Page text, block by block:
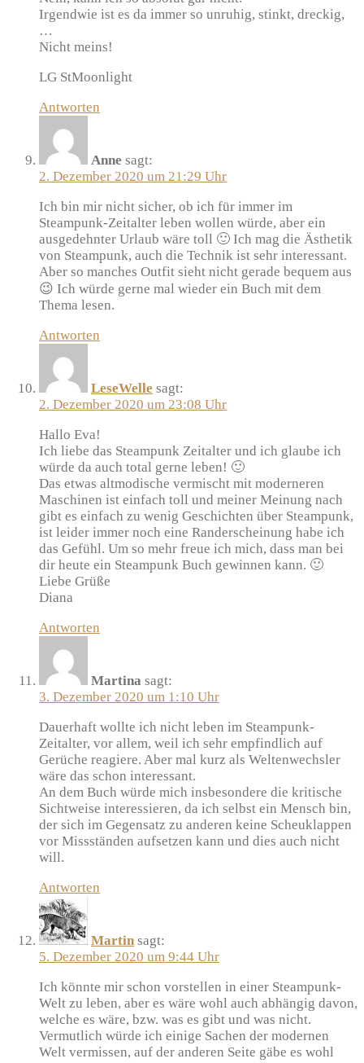
Irgendwie ist es da immer so unruhig, stinkt, dreckig,
…
Nicht meins!
LG StMoonlight
Antworten
Anne sagt:
2. Dezember 2020 um 21:29 Uhr
Ich bin mir nicht sicher, ob ich für immer im
Steampunk-Zeitalter leben wollen würde, aber ein
ausgedehnter Urlaub wäre toll 🙂 Ich mag die Ästhetik
von Steampunk, auch die Technik ist sehr interessant.
Aber so manches Outfit sieht nicht gerade bequem aus
😉 Ich würde gerne mal wieder ein Buch mit dem
Thema lesen.
Antworten
LeseWelle sagt:
2. Dezember 2020 um 23:08 Uhr
Hallo Eva!
Ich liebe das Steampunk Zeitalter und ich glaube ich
würde da auch total gerne leben! 🙂
Das etwas altmodische vermischt mit moderneren
Maschinen ist einfach toll und meiner Meinung nach
gibt es einfach zu wenig Geschichten über Steampunk,
ist leider immer noch eine Randerscheinung habe ich
das Gefühl. Um so mehr freue ich mich, dass man bei
dir heute ein Steampunk Buch gewinnen kann. 🙂
Liebe Grüße
Diana
Antworten
Martina sagt:
3. Dezember 2020 um 1:10 Uhr
Dauerhaft wollte ich nicht leben im Steampunk-
Zeitalter, vor allem, weil ich sehr empfindlich auf
Gerüche reagiere. Aber mal kurz als Weltenwechsler
wäre das schon interessant.
An dem Buch würde mich insbesondere die kritische
Sichtweise interessieren, da ich selbst ein Mensch bin,
der sich im Gegensatz zu anderen keine Scheuklappen
vor Missständen aufsetzen kann und dies auch nicht
will.
Antworten
Martin sagt:
5. Dezember 2020 um 9:44 Uhr
Ich könnte mir schon vorstellen in einer Steampunk-
Welt zu leben, aber es wäre wohl auch abhängig davon,
welche es wäre, bzw. was es gibt und was nicht.
Vermutlich würde ich einige Sachen der modernen
Welt vermissen, auf der anderen Seite gäbe es wohl